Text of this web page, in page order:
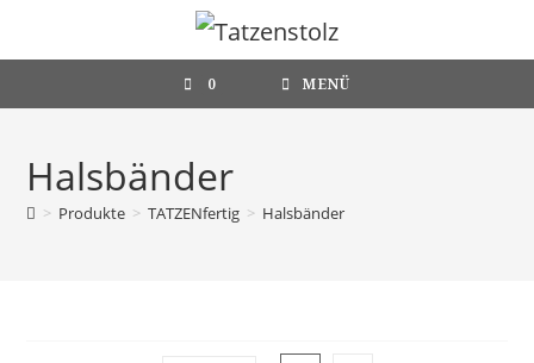
0 MENÜ
Halsbänder
> Produkte > TATZENfertig > Halsbänder